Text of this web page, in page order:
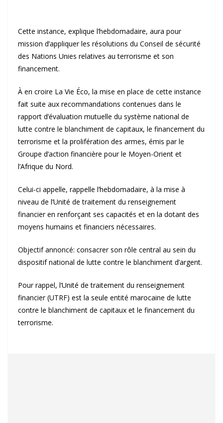
Cette instance, explique l’hebdomadaire, aura pour
mission d’appliquer les résolutions du Conseil de sécurité
des Nations Unies relatives au terrorisme et son
financement.
À en croire La Vie Éco, la mise en place de cette instance
fait suite aux recommandations contenues dans le
rapport d’évaluation mutuelle du système national de
lutte contre le blanchiment de capitaux, le financement du
terrorisme et la prolifération des armes, émis par le
Groupe d’action financière pour le Moyen-Orient et
l’Afrique du Nord.
Celui-ci appelle, rappelle l’hebdomadaire, à la mise à
niveau de l’Unité de traitement du renseignement
financier en renforçant ses capacités et en la dotant des
moyens humains et financiers nécessaires.
Objectif annoncé: consacrer son rôle central au sein du
dispositif national de lutte contre le blanchiment d’argent.
Pour rappel, l’Unité de traitement du renseignement
financier (UTRF) est la seule entité marocaine de lutte
contre le blanchiment de capitaux et le financement du
terrorisme.